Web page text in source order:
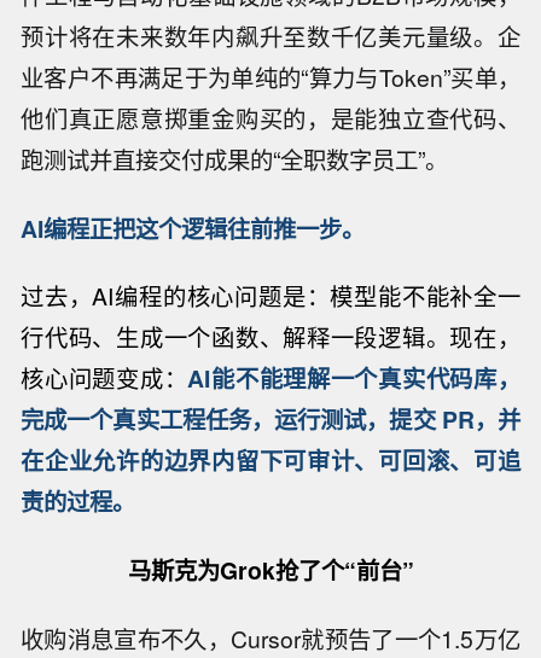
预计将在未来数年内飙升至数千亿美元量级。企
业客户不再满足于为单纯的“算力与Token”买单，
他们真正愿意掷重金购买的，是能独立查代码、
跑测试并直接交付成果的“全职数字员工”。
AI编程正把这个逻辑往前推一步。
过去，AI编程的核心问题是：模型能不能补全一
行代码、生成一个函数、解释一段逻辑。现在，
核心问题变成：AI能不能理解一个真实代码库，
完成一个真实工程任务，运行测试，提交 PR，并
在企业允许的边界内留下可审计、可回滚、可追
责的过程。
马斯克为Grok抢了个“前台”
收购消息宣布不久，Cursor就预告了一个1.5万亿